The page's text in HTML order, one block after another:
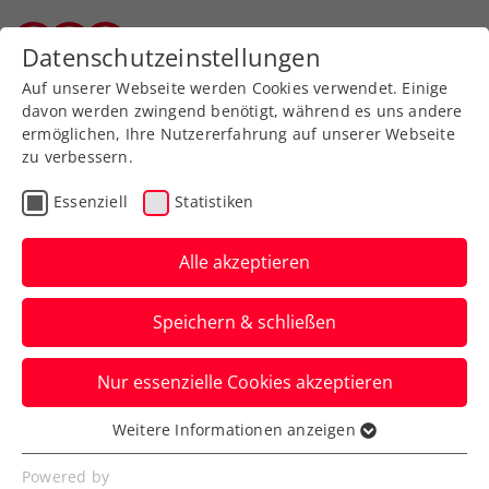
Zurück zur Newsübersicht
Turniere
Generali Open Kitzbühel:
Misolic kann Erfolgslauf
nicht wiederholen
Für den Vorjahresfinalisten kommt beim
ATP-Turnier in Tirol diesmal in Runde
eins das Aus.
Verfasst von: Manuel Wachta, 31.07.2023
Datenschutzeinstellungen
Auf unserer Webseite werden Cookies verwendet. Einige
davon werden zwingend benötigt, während es uns andere
ermöglichen, Ihre Nutzererfahrung auf unserer Webseite
zu verbessern.
Essenziell Statistiken
Alle akzeptieren
Speichern & schließen
Nur essenzielle Cookies akzeptieren
Essenziell
Essenzielle Cookies werden für grundlegende
Weitere Informationen anzeigen
Powered by